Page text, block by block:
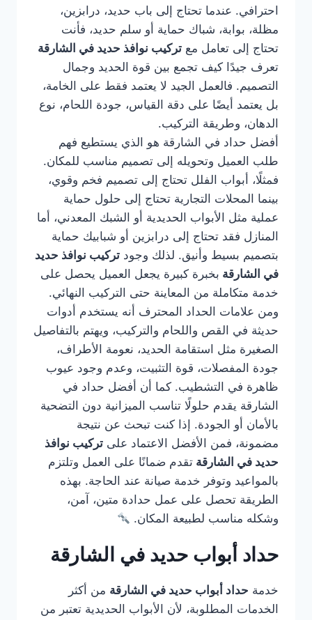
احترافي. عندما تحتاج إلى باب حديد، درابزين،
مظلة، بوابة، شباك حماية أو سلم حديد، فأنت
تحتاج إلى تعامل مع تركيب نوافذ حديد في الشارقة
تعرف جيدًا كيف تجمع بين قوة الحديد وجمال
التصميم. فالعمل الجيد لا يعتمد فقط على الخامة،
بل يعتمد أيضًا على دقة القياس، جودة اللحام، نوع
الدهان، وطريقة التركيب.
أفضل حداد في الشارقة هو الذي يستطيع فهم
طلب العميل وتحويله إلى تصميم مناسب للمكان.
فمثلًا، أبواب الفلل تحتاج إلى تصميم فخم وقوي،
بينما المحلات التجارية تحتاج إلى حلول حماية
عملية مثل الأبواب الحديدية أو الشبك المعدني، أما
المنازل فقد تحتاج إلى درابزين أو شبابيك حماية
بتصميم بسيط وأنيق. لذلك وجود تركيب نوافذ حديد
في الشارقة بخبرة كبيرة يجعل العميل يحصل على
خدمة متكاملة من المعاينة حتى التركيب النهائي.
ومن علامات الحداد المحترف أنه يستخدم أدوات
حديثة في القص واللحام والتركيب، ويهتم بالتفاصيل
الصغيرة مثل استقامة الحديد، نعومة الأطراف،
جودة المفصلات، قوة التثبيت، وعدم وجود عيوب
ظاهرة في التشطيب. كما أن أفضل حداد في
الشارقة يقدم حلولًا تناسب الميزانية دون التضحية
بالأمان أو الجودة. إذا كنت تبحث عن نتيجة
مضمونة، فمن الأفضل الاعتماد على تركيب نوافذ
حديد في الشارقة تقدم ضمانًا على العمل وتلتزم
بالمواعيد وتوفر خدمة صيانة عند الحاجة. بهذه
الطريقة تحصل على عمل حدادة متين، آمن،
وشكله مناسب لطبيعة المكان.
حداد أبواب حديد في الشارقة
خدمة حداد أبواب حديد في الشارقة من أكثر
الخدمات المطلوبة، لأن الأبواب الحديدية تعتبر من